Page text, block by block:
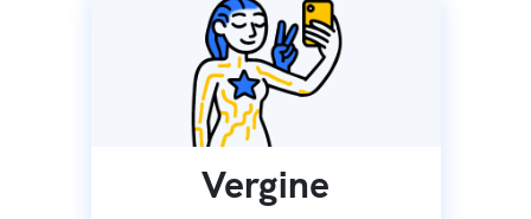
Vergine